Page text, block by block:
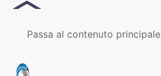
Passa al contenuto principale